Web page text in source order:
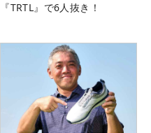
『TRTL』で6人抜き！